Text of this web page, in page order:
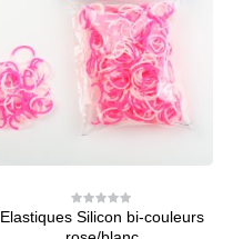
0
Elastiques Silicon bi-couleurs